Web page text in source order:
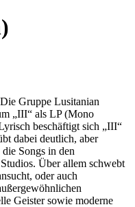
Gruppe Lusitanian
„III“ als LP (Mono
beschäftigt sich „III“
dabei deutlich, aber
Songs in den
Über allem schwebt
oder auch
Geister sowie moderne